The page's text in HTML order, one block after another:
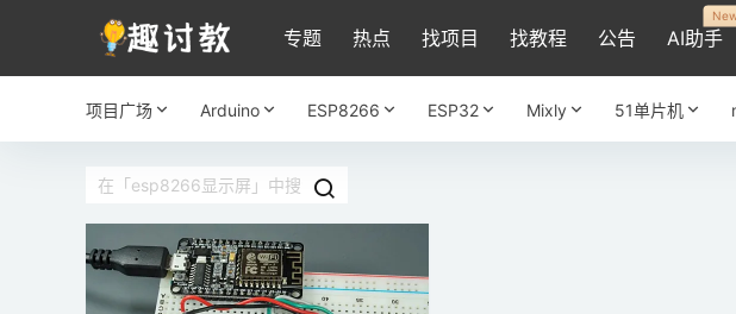
专题 热点 找项目 找教程 公告 AI助手
项目广场 Arduino ESP8266 ESP32 Mixly 51单片机